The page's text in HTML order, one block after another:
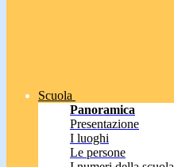
Scuola
Panoramica
Presentazione
I luoghi
Le persone